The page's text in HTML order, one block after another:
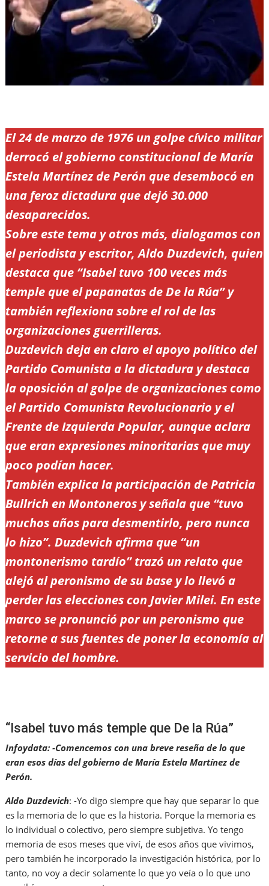
El 24 de marzo de 1976 un golpe cívico militar
derrocó el gobierno constitucional de María
Estela Martínez de Perón que desembocó en
una feroz dictadura que dejó 30.000
desaparecidos.
Sobre este tema y otros más, dialogamos con
el periodista y escritor, Aldo Duzdevich, quien
destaca que “Isabel tuvo 100 veces más
temple que el papanatas de De la Rúa” y
también reflexiona sobre el rol de las
organizaciones guerrilleras.
Duzdevich deja en claro el apoyo político del
Partido Comunista a la dictadura y destaca
la oposición al golpe de organizaciones como
el Partido Comunista Revolucionario y el
Frente de Izquierda Popular, aunque aclara
que eran expresiones minoritarias que muy
poco podían hacer.
También explica la participación de Patricia
Bullrich en Montoneros y señala que “tuvo
muchos años para desmentirlo, pero nunca
lo hizo”. Duzdevich afirma que “un
montonerismo tardío” trazó un relato que
alejó al peronismo de su base y lo llevó a
perder las elecciones con Javier Milei. En este
marco se pronunció por un peronismo que
retorne a sus fuentes de poner la economía al
servicio del hombre.
“Isabel tuvo más temple que De la Rúa”
Infoydata: -Comencemos con una breve reseña de lo que
eran esos días del gobierno de María Estela Martínez de
Perón.
Aldo Duzdevich: -Yo digo siempre que hay que separar lo que
es la memoria de lo que es la historia. Porque la memoria es
lo individual o colectivo, pero siempre subjetiva. Yo tengo
memoria de esos meses que viví, de esos años que vivimos,
pero también he incorporado la investigación histórica, por lo
tanto, no voy a decir solamente lo que yo veía o lo que uno